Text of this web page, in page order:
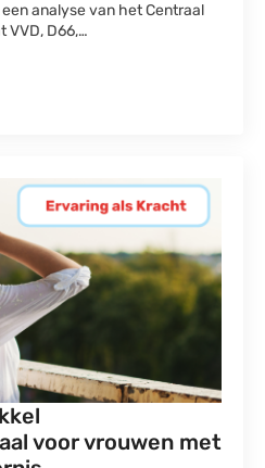
analyse van het Centraal
VVD, D66,…
voor vrouwen met